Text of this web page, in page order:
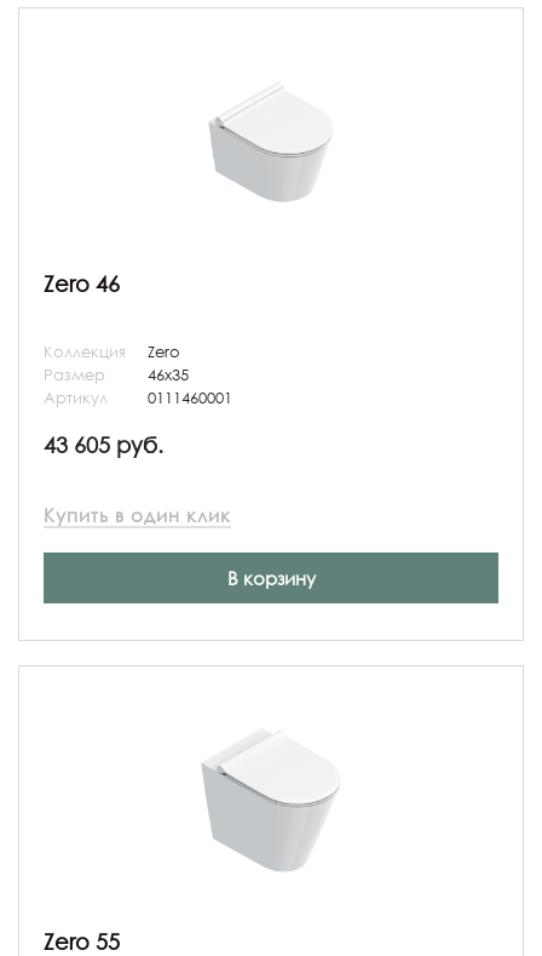
Zero 46
Коллекция
Zero
Размер
46x35
Артикул
0111460001
43 605 руб.
Купить в один клик
В корзину
Zero 55